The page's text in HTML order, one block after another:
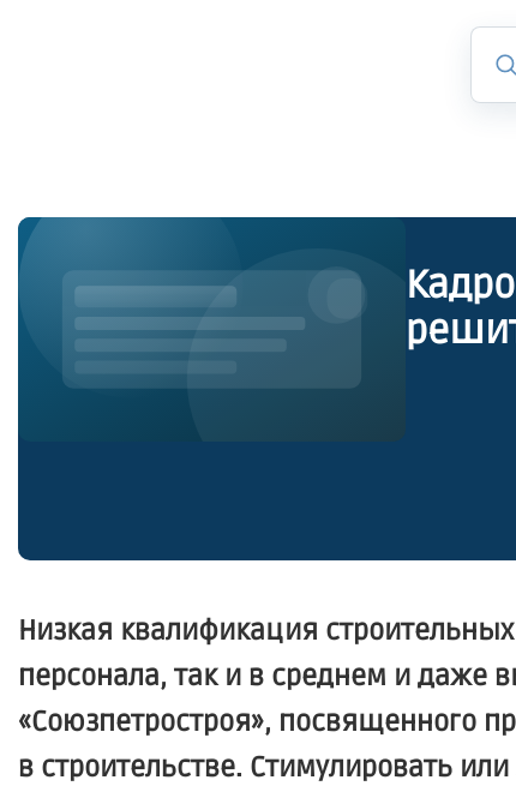
Низкая квалификация
персонала, так и в среднем и даже
«Союзпетростроя», посвященного
в строительстве. Стимулировать